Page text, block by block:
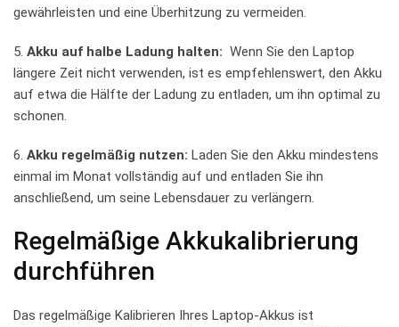
gewährleisten und ‌eine Überhitzung zu ⁤vermeiden.
5. Akku auf ‌halbe Ladung‍ halten: ‍ Wenn Sie den Laptop
längere Zeit nicht verwenden, ist‍ es​ empfehlenswert, den Akku
auf etwa die Hälfte der Ladung zu ​entladen, um⁤ ihn ⁣optimal zu
schonen.
6. Akku regelmäßig nutzen: Laden Sie ⁢den Akku ‍mindestens
einmal​ im Monat vollständig ⁤auf‌ und entladen Sie ihn
anschließend, um seine Lebensdauer zu verlängern.
Regelmäßige Akkukalibrierung
‍durchführen
Das regelmäßige Kalibrieren ⁤Ihres⁢ Laptop-Akkus⁣ ist